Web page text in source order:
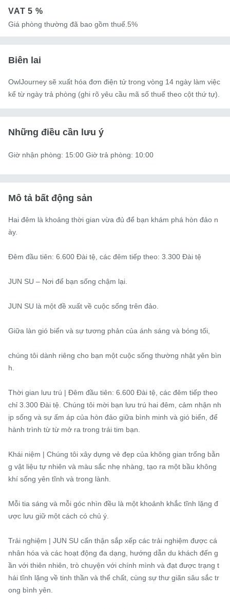
VAT5 %
Giá phòng thường đã bao gồm thuế.5%
Biên lai
OwlJourney sẽ xuất hóa đơn điện tử trong vòng 14 ngày làm việc
kể từ ngày trả phòng (ghi rõ yêu cầu mã số thuế theo cột thứ tự).
Những điều cần lưu ý
Giờ nhận phòng: 15:00 Giờ trả phòng: 10:00
Mô tả bất động sản
Hai đêm là khoảng thời gian vừa đủ để bạn khám phá hòn đảo n
ày.
Đêm đầu tiên: 6.600 Đài tệ, các đêm tiếp theo: 3.300 Đài tệ
JUN SU – Nơi để bạn sống chậm lại.
JUN SU là một đề xuất về cuộc sống trên đảo.
Giữa làn gió biển và sự tương phản của ánh sáng và bóng tối,
chúng tôi dành riêng cho bạn một cuộc sống thường nhật yên bìn
h.
Thời gian lưu trú | Đêm đầu tiên: 6.600 Đài tệ, các đêm tiếp theo
chỉ 3.300 Đài tệ. Chúng tôi mời bạn lưu trú hai đêm, cảm nhận nh
ịp sống và sự ấm áp của hòn đảo giữa bình minh và gió biển, để
hành trình từ từ mở ra trong trái tim bạn.
Khái niệm | Chúng tôi xây dựng vẻ đẹp của không gian trống bằn
g vật liệu tự nhiên và màu sắc nhẹ nhàng, tạo ra một bầu không
khí sống yên tĩnh và trong lành.
Mỗi tia sáng và mỗi góc nhìn đều là một khoảnh khắc tĩnh lặng đ
ược lưu giữ một cách có chủ ý.
Trải nghiệm | JUN SU cẩn thận sắp xếp các trải nghiệm được cá
nhân hóa và các hoạt động đa dạng, hướng dẫn du khách đến g
ần với thiên nhiên, trò chuyện với chính mình và đạt được trạng t
hái tĩnh lặng về tinh thần và thể chất, cùng sự thư giãn sâu sắc tr
ong bình yên.